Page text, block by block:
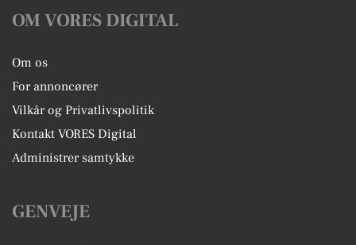
OM VORES DIGITAL
Om os
For annoncører
Vilkår og Privatlivspolitik
Kontakt VORES Digital
Administrer samtykke
GENVEJE